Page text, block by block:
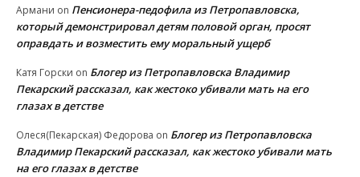
Армани on Пенсионера-педофила из Петропавловска,
который демонстрировал детям половой орган, просят
оправдать и возместить ему моральный ущерб
Катя Горски on Блогер из Петропавловска Владимир
Пекарский рассказал, как жестоко убивали мать на его
глазах в детстве
Олеся(Пекарская) Федорова on Блогер из Петропавловска
Владимир Пекарский рассказал, как жестоко убивали мать
на его глазах в детстве